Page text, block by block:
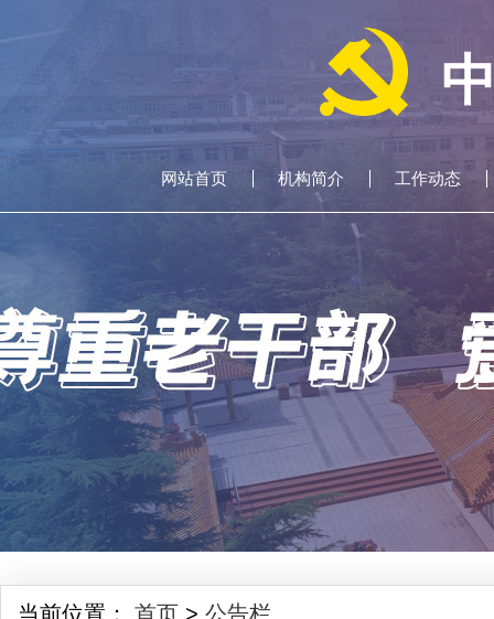
网站首页 机构简介 工作动态
当前位置： 首页 > 公告栏